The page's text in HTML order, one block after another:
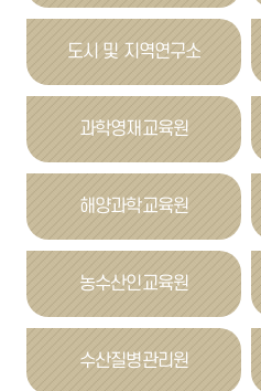
도시 및 지역연구소
과학영재교육원
해양과학교육원
농수산인교육원
수산질병관리원